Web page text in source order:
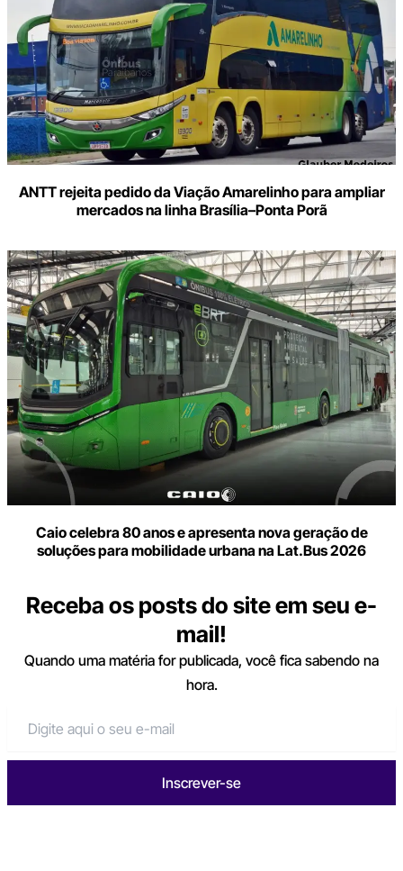
ANTT rejeita pedido da Viação Amarelinho para ampliar
mercados na linha Brasília–Ponta Porã
Caio celebra 80 anos e apresenta nova geração de
soluções para mobilidade urbana na Lat.Bus 2026
Receba os posts do site em seu e-
mail!
Quando uma matéria for publicada, você fica sabendo na
hora.
Inscrever-se